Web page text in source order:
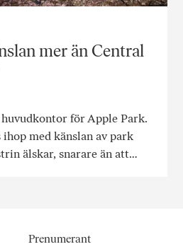
mer än Central
för Apple Park.
med känslan av park
älskar, snarare än att…
Prenumerant